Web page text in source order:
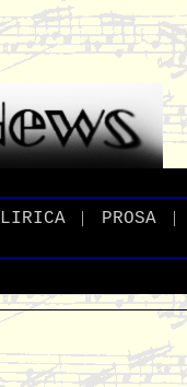
LIRICA | PROSA_ |